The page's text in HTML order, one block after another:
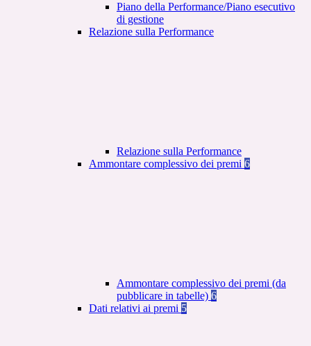
Piano della Performance/Piano esecutivo
di gestione
Relazione sulla Performance
Relazione sulla Performance
Ammontare complessivo dei premi 6
Ammontare complessivo dei premi (da
pubblicare in tabelle) 6
Dati relativi ai premi 5